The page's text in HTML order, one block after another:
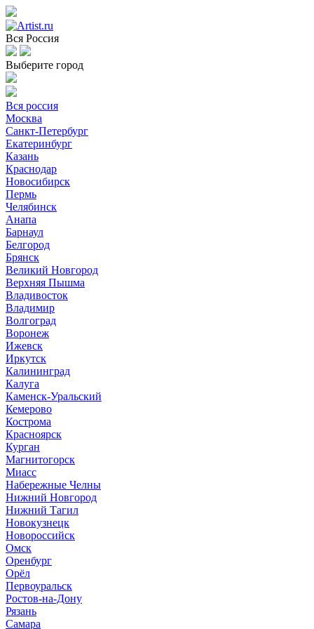
Вся Россия
Выберите город
Вся россия
Москва
Санкт-Петербург
Екатеринбург
Казань
Краснодар
Новосибирск
Пермь
Челябинск
Анапа
Барнаул
Белгород
Брянск
Великий Новгород
Верхняя Пышма
Владивосток
Владимир
Волгоград
Воронеж
Ижевск
Иркутск
Калининград
Калуга
Каменск-Уральский
Кемерово
Кострома
Красноярск
Курган
Магнитогорск
Миасс
Набережные Челны
Нижний Новгород
Нижний Тагил
Новокузнецк
Новороссийск
Омск
Оренбург
Орёл
Первоуральск
Ростов-на-Дону
Рязань
Самара